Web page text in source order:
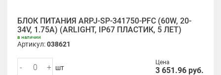
БЛОК ПИТАНИЯ ARPJ-SP-341750-PFC (60W, 20-
34V, 1.75A) (ARLIGHT, IP67 ПЛАСТИК, 5 ЛЕТ)
в наличии
Артикул:038621
Цена
3 651.96 руб.
- + шт